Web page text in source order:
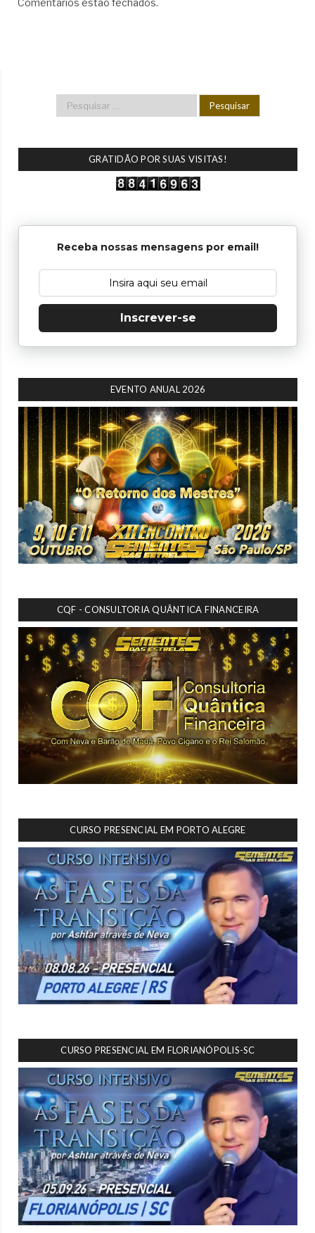
Comentários estão fechados.
GRATIDÃO POR SUAS VISITAS!
Receba nossas mensagens por email!
Inscrever-se
EVENTO ANUAL 2026
CQF - CONSULTORIA QUÂNTICA FINANCEIRA
CURSO PRESENCIAL EM PORTO ALEGRE
CURSO PRESENCIAL EM FLORIANÓPOLIS-SC